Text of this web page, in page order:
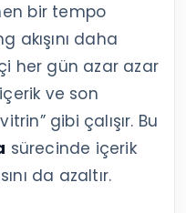
bir tempo
akışını daha
her gün azar azar
ve son
gibi çalışır. Bu
sürecinde içerik
da azaltır.